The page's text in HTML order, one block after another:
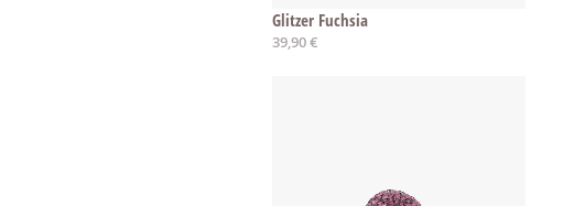
Glitzer Fuchsia
39,90 €